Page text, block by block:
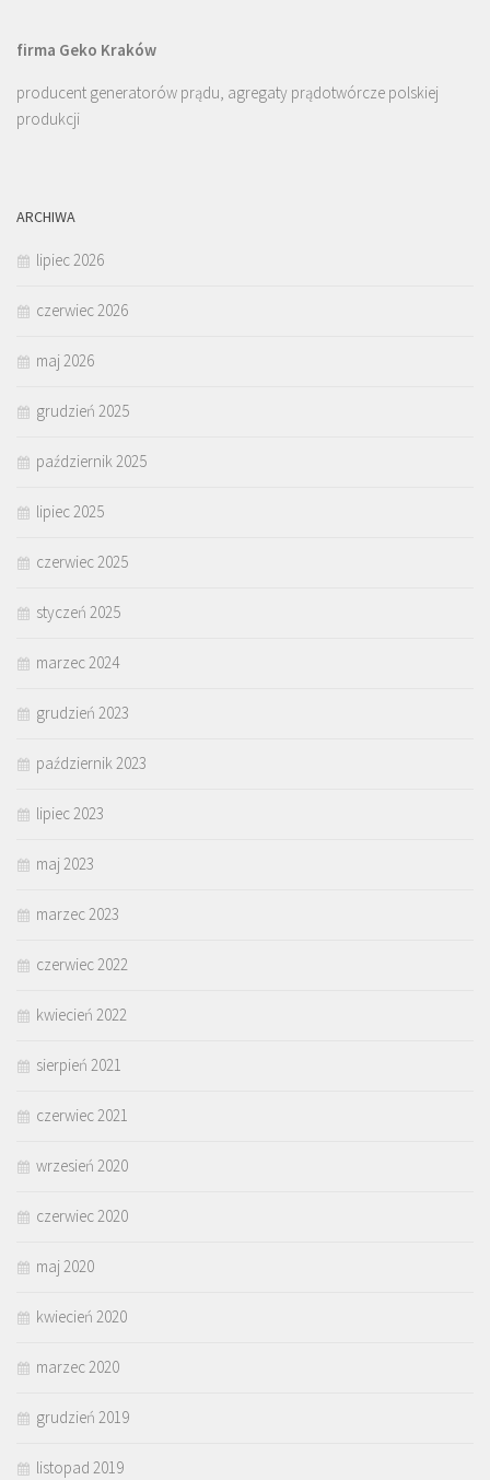
firma Geko Kraków
producent generatorów prądu, agregaty prądotwórcze polskiej
produkcji
ARCHIWA
lipiec 2026
czerwiec 2026
maj 2026
grudzień 2025
październik 2025
lipiec 2025
czerwiec 2025
styczeń 2025
marzec 2024
grudzień 2023
październik 2023
lipiec 2023
maj 2023
marzec 2023
czerwiec 2022
kwiecień 2022
sierpień 2021
czerwiec 2021
wrzesień 2020
czerwiec 2020
maj 2020
kwiecień 2020
marzec 2020
grudzień 2019
listopad 2019